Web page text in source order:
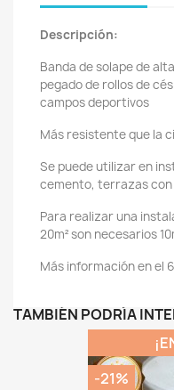
Descripción:
Banda de solape de
pegado de rollos de
campos deportivos
Más resistente que la
Se puede utilizar en
cemento, terrazas con
Para realizar una
20m² son necesarios
Más información en el
TAMBIÉN PODRÍA
-21%